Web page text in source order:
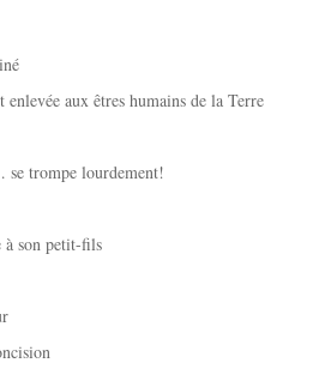
aux êtres humains de la Terre
trompe lourdement!
à son petit-fils